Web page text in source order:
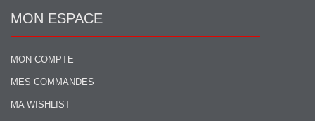
MON ESPACE
MON COMPTE
MES COMMANDES
MA WISHLIST